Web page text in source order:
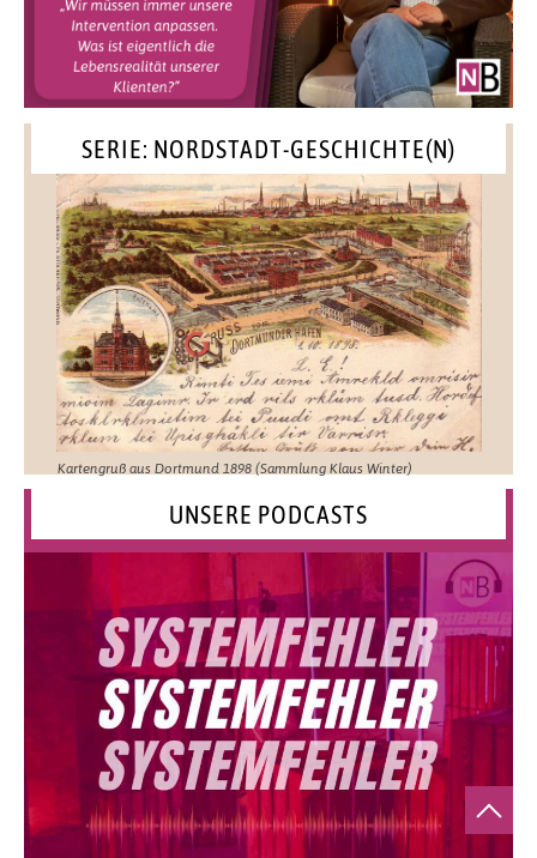
SERIE: NORDSTADT-GESCHICHTE(N)
Kartengruß aus Dortmund 1898 (Sammlung Klaus Winter)
UNSERE PODCASTS